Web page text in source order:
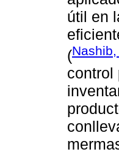
útil en
(
control